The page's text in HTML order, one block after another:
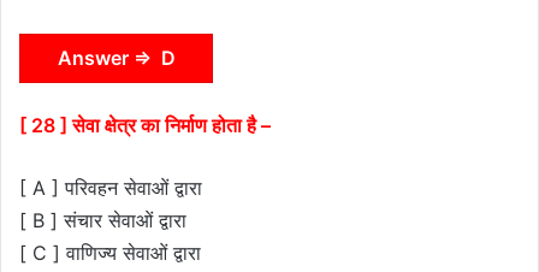
Answer ⇒ D
[ 28 ] सेवा क्षेत्र का निर्माण होता है –
[ A ] परिवहन सेवाओं द्वारा
[ B ] संचार सेवाओं द्वारा
[ C ] वाणिज्य सेवाओं द्वारा